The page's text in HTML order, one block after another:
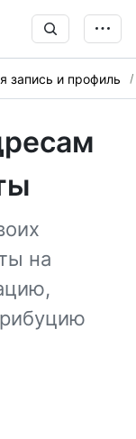
запись и профиль
на